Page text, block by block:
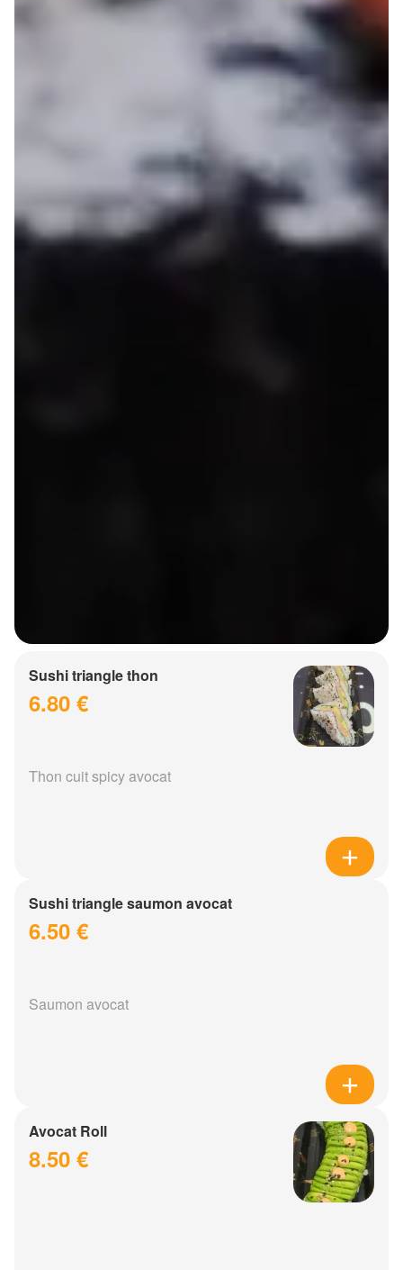
Sushi triangle thon
6.80 €
Thon cuit spicy avocat
Sushi triangle saumon avocat
6.50 €
Saumon avocat
Avocat Roll
8.50 €